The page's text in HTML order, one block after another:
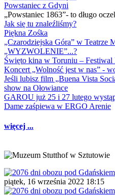
Powstaniec z Gdyni
„Powstaniec 1863”- to długo
Jak się tu znaleźliśmy?
Piękna Zośka
„Czarodziejska Góra” w Teatrze
„WYZWOLENIE”...?
Święto kina w Toruniu – Festiwal
Koncert „Wolność jest w nas” -
Jeśli lubisz film „Buena Vista
show na Ołowiance
GAROU już 25 i 27 lutego
Dame zaśpiewa w ERGO Arenie
więcej ...
piątek, 16 września 2022 18:15